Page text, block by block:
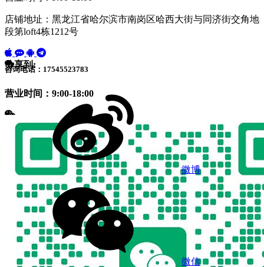
店铺地址：黑龙江省哈尔滨市南岗区哈西大街与同济街交角地
段第loft4栋1212号
咨询电话：17545523783
营业时间：9:00-18:00
分享到:
微博
微信